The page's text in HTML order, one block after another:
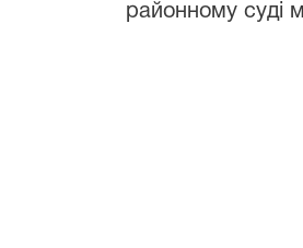
районному суді